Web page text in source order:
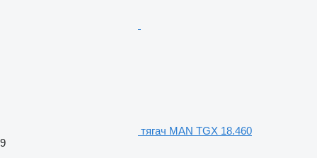
тягач MAN TGX 18.460
9